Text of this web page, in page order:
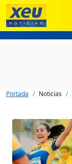
Portada Noticias